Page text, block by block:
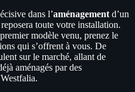
dans l’aménagement d’un
toute votre installation.
modèle venu, prenez le
qui s’offrent à vous. De
sur le marché, allant de
aménagés par des